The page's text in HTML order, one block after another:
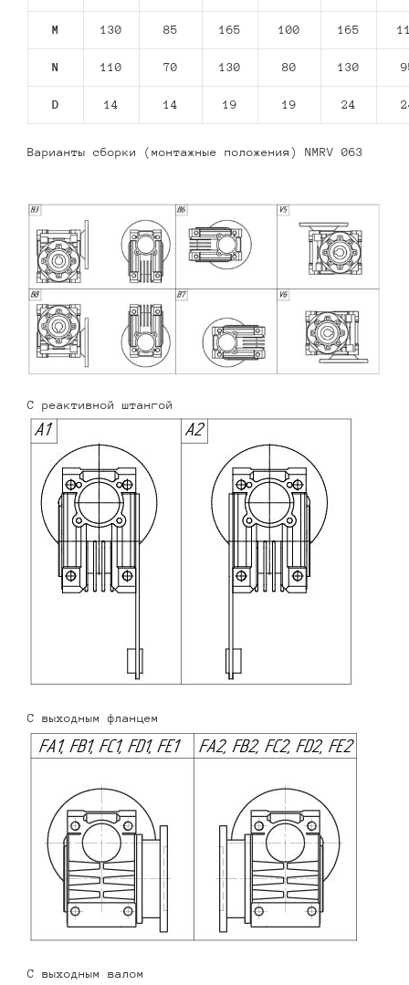
M 130 85 165 100 165
N 110 70 130 80 130
D 14 14 19 19 24
Варианты сборки (монтажные положения) NMRV 063
С реактивной штангой
С выходным фланцем
С выходным валом